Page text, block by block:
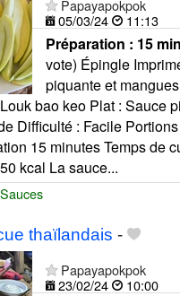
Papayapokpok
05/03/24
11:13
Préparation : 15 min
vote) Épingle
piquante et mangues
bao keo Plat : Sauce
Difficulté : Facile
15 minutes Temps de
kcal La sauce...
Sauces
thaïlandais -
Papayapokpok
23/02/24
10:00